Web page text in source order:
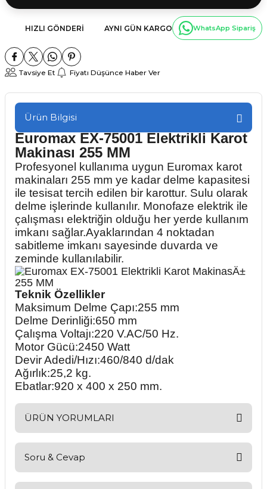
HIZLI GÖNDERI AYNI GÜN KARGO WhatsApp Sipariş
Tavsiye Et Fiyatı Düşünce Haber Ver
Ürün Bilgisi
Euromax EX-75001 Elektrikli Karot
Makinası 255 MM
Profesyonel kullanıma uygun Euromax karot
makinaları 255 mm ye kadar delme kapasitesi
ile tesisat tercih edilen bir karottur. Sulu olarak
delme işlerinde kullanılır. Monofaze elektrik ile
çalışması elektriğin olduğu her yerde kullanım
imkanı sağlar.Ayaklarından 4 noktadan
sabitleme imkanı sayesinde duvarda ve
zeminde kullanılabilir.
Teknik Özellikler
Maksimum Delme Çapı:255 mm
Delme Derinliği:650 mm
Çalışma Voltajı:220 V.AC/50 Hz.
Motor Gücü:2450 Watt
Devir Adedi/Hızı:460/840 d/dak
Ağırlık:25,2 kg.
Ebatlar:920 x 400 x 250 mm.
ÜRÜN YORUMLARI
Bu ürüne ilk yorumu siz yapın!
Soru & Cevap